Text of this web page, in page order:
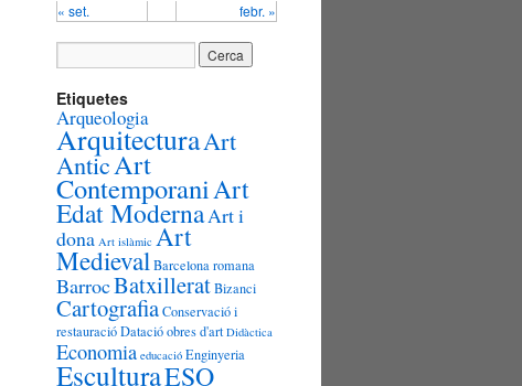
« set. febr. »
Etiquetes
Arqueologia
ArquitecturaArt
AnticArt
ContemporaniArt
Edat ModernaArt i
dona Art islàmic Art
MedievalBarcelona romana
BarrocBatxilleratBizanci
CartografiaConservació i
restauracióDatació obres d'art Didàctica
Economia educació Enginyeria
EsculturaESO